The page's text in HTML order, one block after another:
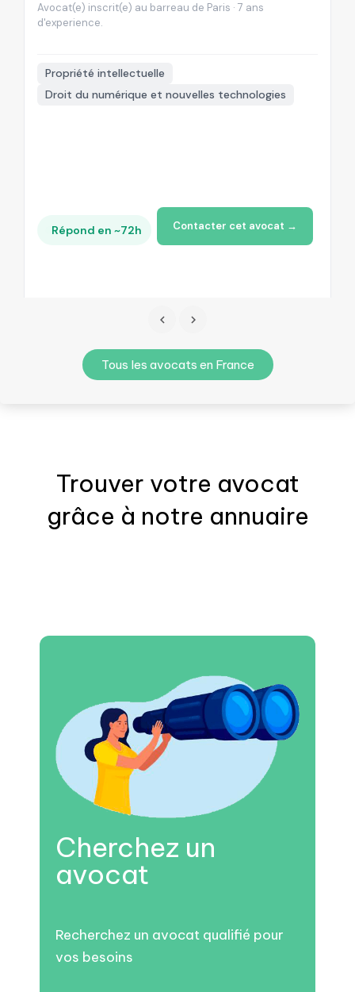
Avocat(e) inscrit(e) au barreau de Paris · 7 ans
d'experience.
Propriété intellectuelle
Droit du numérique et nouvelles technologies
Répond en ~72h Contacter cet avocat →
Tous les avocats en France
Trouver votre avocat
grâce à notre annuaire
Cherchez un
avocat
Recherchez un avocat qualifié pour
vos besoins